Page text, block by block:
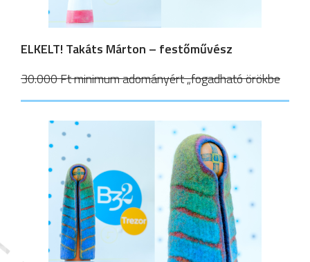
ELKELT! Takáts Márton – festőművész
30.000 Ft minimum adományért „fogadható örökbe